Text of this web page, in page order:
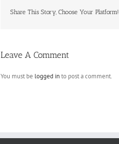
Share This Story, Choose Your Platform!
Leave A Comment
You must be logged into post a comment.